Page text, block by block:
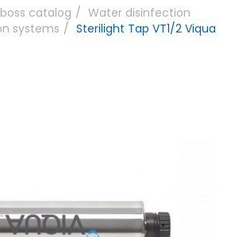
catalog
Water disinfection
systems
Sterilight Tap VT1/2 Viqua
ОТПРАВИТЬ